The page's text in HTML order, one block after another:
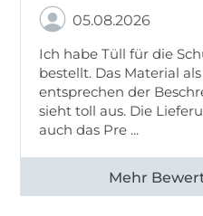
05.08.2026
Ich habe Tüll für die
bestellt. Das Material
entsprechen der
sieht toll aus. Die
auch das Pre ...
Alle 82950